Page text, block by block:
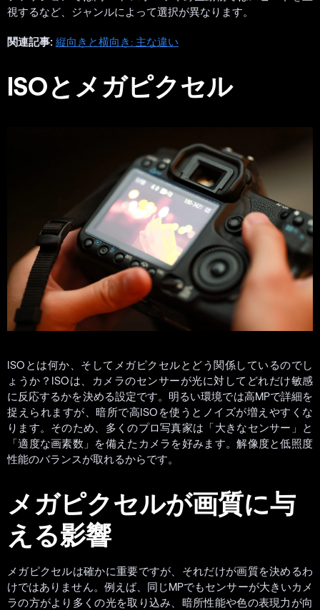
視するなど、ジャンルによって選択が異なります。
関連記事: 縦向きと横向き: 主な違い
ISOとメガピクセル
ISOとは何か、そしてメガピクセルとどう関係しているのでし
ょうか？ISOは、カメラのセンサーが光に対してどれだけ敏感
に反応するかを決める設定です。明るい環境では高MPで詳細を
捉えられますが、暗所で高ISOを使うとノイズが増えやすくな
ります。そのため、多くのプロ写真家は「大きなセンサー」と
「適度な画素数」を備えたカメラを好みます。解像度と低照度
性能のバランスが取れるからです。
メガピクセルが画質に与
える影響
メガピクセルは確かに重要ですが、それだけが画質を決めるわ
けではありません。例えば、同じMPでもセンサーが大きいカメ
ラの方がより多くの光を取り込み、暗所性能や色の表現力が向